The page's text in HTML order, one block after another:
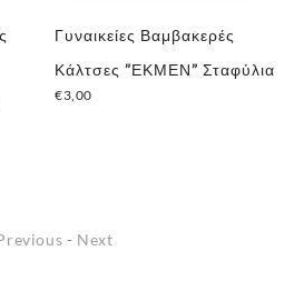
Γυναικείες Βαμβακερές
Κάλτσες ”ΕΚΜΕΝ” Σταφύλια
€3,00
- Next